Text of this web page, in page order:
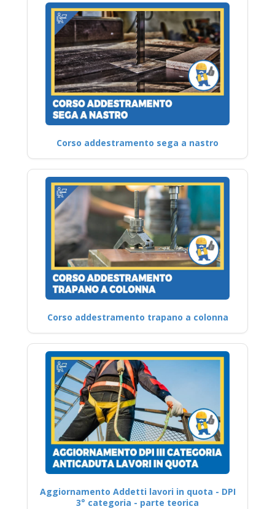
Corso addestramento sega a nastro
Corso addestramento trapano a colonna
Aggiornamento Addetti lavori in quota - DPI
3° categoria - parte teorica